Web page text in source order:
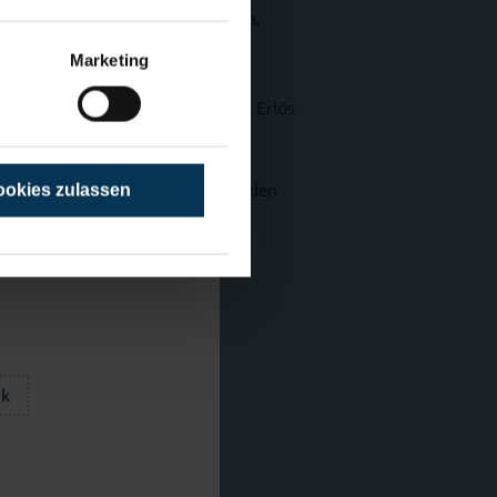
Marketing
zulassen
in der KiTa,
Baby-Treffs oder
Spenden und durch den Er
lös
leisten möchten, darf hier den